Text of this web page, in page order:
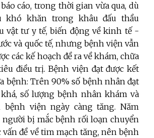
cáo, trong thời gian vừa qua, dù
khó khăn trong khâu đấu thầu
vật tư y tế, biến động về kinh tế -
và quốc tế, nhưng bệnh viện vẫn
các kế hoạch đề ra về khám, chữa
điều trị. Bệnh viện đạt được kết
bệnh: Trên 90% số bệnh nhân đạt
số lượng bệnh nhân khám và
bệnh viện ngày càng tăng. Năm
người bị mắc bệnh rối loạn chuyển
vấn đề về tim mạch tăng, nên bệnh